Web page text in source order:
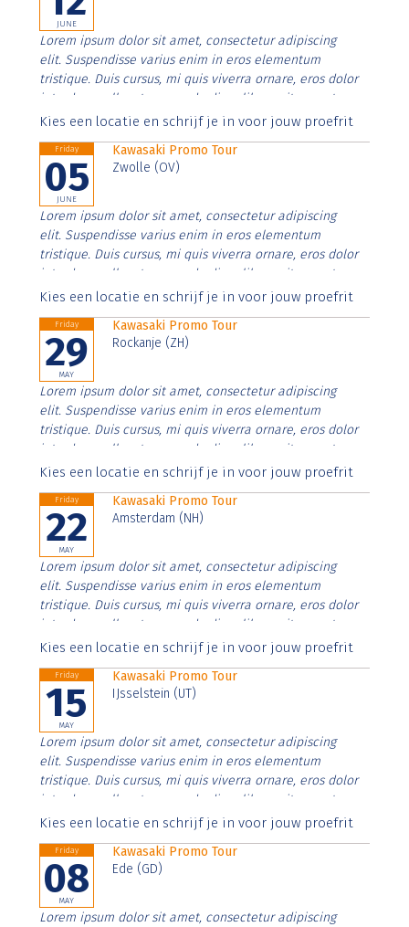
JUNE
Lorem ipsum dolor sit amet, consectetur adipiscing
elit. Suspendisse varius enim in eros elementum
tristique. Duis cursus, mi quis viverra ornare, eros dolor
interdum nulla, ut commodo diam libero vitae erat.
Aenean faucibus nibh et justo cursus id rutrum lorem
Kies een locatie en schrijf je in voor jouw proefrit
Friday
05
JUNE
Kawasaki Promo Tour
Zwolle (OV)
Lorem ipsum dolor sit amet, consectetur adipiscing
elit. Suspendisse varius enim in eros elementum
tristique. Duis cursus, mi quis viverra ornare, eros dolor
interdum nulla, ut commodo diam libero vitae erat.
Aenean faucibus nibh et justo cursus id rutrum lorem
Kies een locatie en schrijf je in voor jouw proefrit
Friday
29
MAY
Kawasaki Promo Tour
Rockanje (ZH)
Lorem ipsum dolor sit amet, consectetur adipiscing
elit. Suspendisse varius enim in eros elementum
tristique. Duis cursus, mi quis viverra ornare, eros dolor
interdum nulla, ut commodo diam libero vitae erat.
Aenean faucibus nibh et justo cursus id rutrum lorem
Kies een locatie en schrijf je in voor jouw proefrit
Friday
22
MAY
Kawasaki Promo Tour
Amsterdam (NH)
Lorem ipsum dolor sit amet, consectetur adipiscing
elit. Suspendisse varius enim in eros elementum
tristique. Duis cursus, mi quis viverra ornare, eros dolor
interdum nulla, ut commodo diam libero vitae erat.
Aenean faucibus nibh et justo cursus id rutrum lorem
Kies een locatie en schrijf je in voor jouw proefrit
Friday
15
MAY
Kawasaki Promo Tour
IJsselstein (UT)
Lorem ipsum dolor sit amet, consectetur adipiscing
elit. Suspendisse varius enim in eros elementum
tristique. Duis cursus, mi quis viverra ornare, eros dolor
interdum nulla, ut commodo diam libero vitae erat.
Aenean faucibus nibh et justo cursus id rutrum lorem
Kies een locatie en schrijf je in voor jouw proefrit
Friday
08
MAY
Kawasaki Promo Tour
Ede (GD)
Lorem ipsum dolor sit amet, consectetur adipiscing